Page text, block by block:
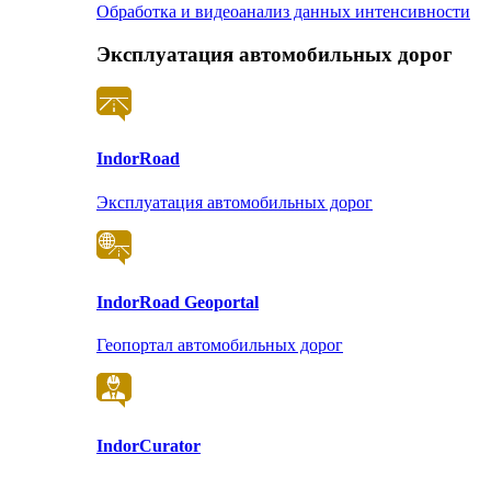
Обработка и видеоанализ данных интенсивности
Эксплуатация автомобильных дорог
IndorRoad
Эксплуатация автомобильных дорог
IndorRoad Geoportal
Геопортал автомобильных дорог
IndorCurator